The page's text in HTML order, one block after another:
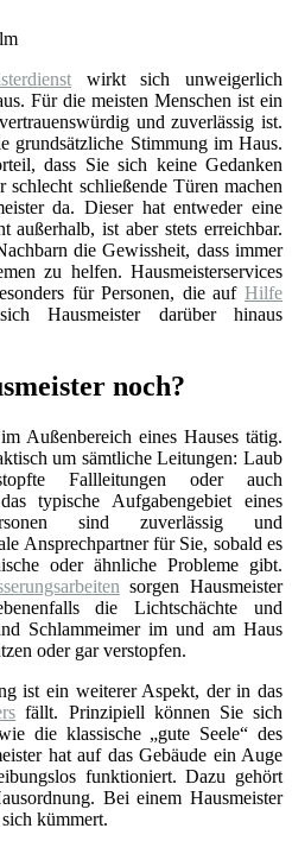
wirkt sich unweigerlich
Für die meisten Menschen ist ein
und zuverlässig ist.
grundsätzliche Stimmung im Haus.
dass Sie sich keine Gedanken
schließende Türen machen
da. Dieser hat entweder eine
ist aber stets erreichbar.
die Gewissheit, dass immer
zu helfen. Hausmeisterservices
für Personen, die auf Hilfe
Hausmeister darüber hinaus
noch?
Außenbereich eines Hauses tätig.
um sämtliche Leitungen: Laub
Fallleitungen oder auch
typische Aufgabengebiet eines
sind zuverlässig und
Ansprechpartner für Sie, sobald es
oder ähnliche Probleme gibt.
sorgen Hausmeister
die Lichtschächte und
Schlammeimer im und am Haus
oder gar verstopfen.
ist ein weiterer Aspekt, der in das
fällt. Prinzipiell können Sie sich
die klassische „gute Seele“ des
hat auf das Gebäude ein Auge
funktioniert. Dazu gehört
Bei einem Hausmeister
kümmert.